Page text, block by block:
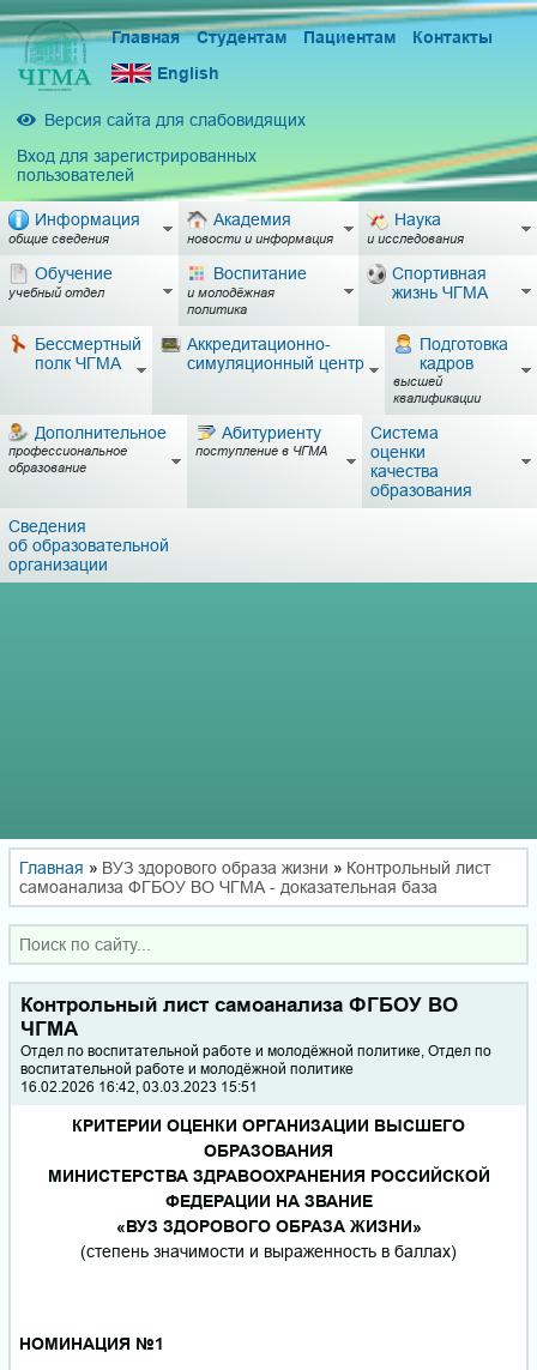
Главная Студентам Пациентам
Контакты
English
Версия сайта для слабовидящих
Вход для зарегистрированных
пользователей
Информация
общие сведения
Академия
новости и информация
Наука
и исследования
Обучение
учебный отдел
Воспитание
и молодёжная
политика
Спортивная
жизнь ЧГМА
Бессмертный
полк ЧГМА
Аккредитационно-
симуляционный центр
Подготовка
кадров
высшей
квалификации
Дополнительное
профессиональное
образование
Абитуриенту
поступление в ЧГМА
Система
оценки
качества
образования
Сведения
об образовательной
организации
Главная » ВУЗ здорового образа жизни » Контрольный лист
самоанализа ФГБОУ ВО ЧГМА - доказательная база
Контрольный лист самоанализа ФГБОУ ВО
ЧГМА
Отдел по воспитательной работе и молодёжной политике, Отдел по
воспитательной работе и молодёжной политике
16.02.2026 16:42, 03.03.2023 15:51
КРИТЕРИИ ОЦЕНКИ ОРГАНИЗАЦИИ ВЫСШЕГО
ОБРАЗОВАНИЯ
МИНИСТЕРСТВА ЗДРАВООХРАНЕНИЯ РОССИЙСКОЙ
ФЕДЕРАЦИИ НА ЗВАНИЕ
«ВУЗ ЗДОРОВОГО ОБРАЗА ЖИЗНИ»
(степень значимости и выраженность в баллах)
НОМИНАЦИЯ №1